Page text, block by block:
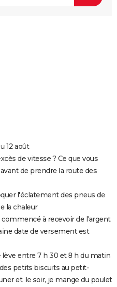
12 août
de vitesse ? Ce que vous
de prendre la route des
l'éclatement des pneus de
la chaleur
à recevoir de l'argent
date de versement est
lève entre 7 h 30 et 8 h du matin
petits biscuits au petit-
et, le soir, je mange du poulet